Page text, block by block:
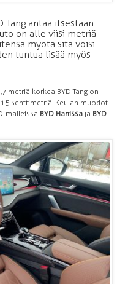
Tang antaa itsestään
on alle viisi metriä
myötä sitä voisi
tuntua lisää myös
metriä korkea BYD Tang on
senttimetriä. Keulan muodot
malleissa BYD Hanissa ja BYD